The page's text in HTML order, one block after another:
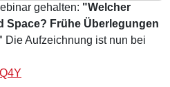
gehalten: "Welcher
Space? Frühe Überlegungen
Die Aufzeichnung ist nun bei